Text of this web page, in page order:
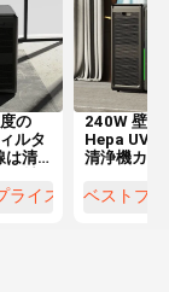
の
ルタ
は清
乾燥
ライス
240W 壁掛
Hepa UV
清浄機カス
モート
ベストプ